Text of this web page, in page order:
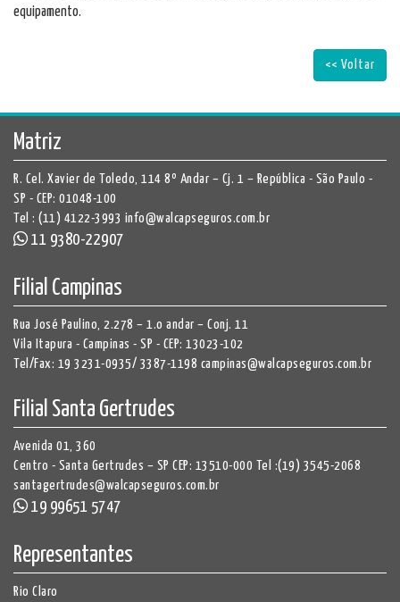
equipamento.
<< Voltar
Matriz
R. Cel. Xavier de Toledo, 114 8º Andar – Cj. 1 – República - São Paulo -
SP - CEP: 01048-100
Tel : (11) 4122-3993 info@walcapseguros.com.br
11 9380-22907
Filial Campinas
Rua José Paulino, 2.278 – 1.o andar – Conj. 11
Vila Itapura - Campinas - SP - CEP: 13023-102
Tel/Fax: 19 3231-0935/ 3387-1198 campinas@walcapseguros.com.br
Filial Santa Gertrudes
Avenida 01, 360
Centro - Santa Gertrudes – SP CEP: 13510-000
Tel :(19) 3545-2068
santagertrudes@walcapseguros.com.br
19 99651 5747
Representantes
Rio Claro